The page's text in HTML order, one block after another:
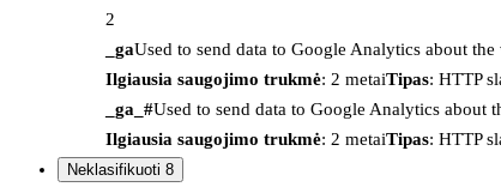
2
_gaUsed to send data to Google Analytics about
Ilgiausia saugojimo trukmė: 2 metaiTipas: HTTP
_ga_#Used to send data to Google Analytics about
Ilgiausia saugojimo trukmė: 2 metaiTipas: HTTP
Neklasifikuoti 8